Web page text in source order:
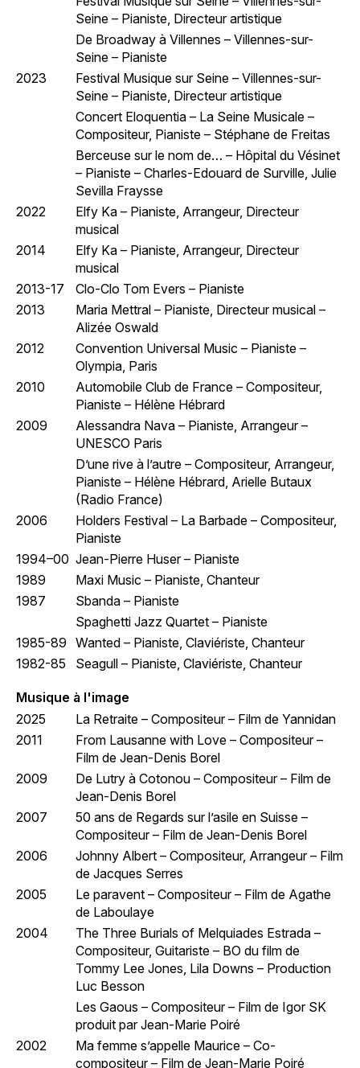
Seine – Pianiste, Directeur artistique
De Broadway à Villennes – Villennes-sur-
Seine – Pianiste
2023
Festival Musique sur Seine – Villennes-sur-
Seine – Pianiste, Directeur artistique
Concert Eloquentia – La Seine Musicale –
Compositeur, Pianiste – Stéphane de Freitas
Berceuse sur le nom de… – Hôpital du Vésinet
– Pianiste – Charles-Edouard de Surville, Julie
Sevilla Fraysse
2022
Elfy Ka – Pianiste, Arrangeur, Directeur
musical
2014
Elfy Ka – Pianiste, Arrangeur, Directeur
musical
2013-17
Clo-Clo Tom Evers – Pianiste
2013
Maria Mettral – Pianiste, Directeur musical –
Alizée Oswald
2012
Convention Universal Music – Pianiste –
Olympia, Paris
2010
Automobile Club de France – Compositeur,
Pianiste – Hélène Hébrard
2009
Alessandra Nava – Pianiste, Arrangeur –
UNESCO Paris
D’une rive à l’autre – Compositeur, Arrangeur,
Pianiste – Hélène Hébrard, Arielle Butaux
(Radio France)
2006
Holders Festival – La Barbade – Compositeur,
Pianiste
1994–00 Jean-Pierre Huser – Pianiste
1989
Maxi Music – Pianiste, Chanteur
1987
Sbanda – Pianiste
Spaghetti Jazz Quartet – Pianiste
1985-89 Wanted – Pianiste, Claviériste, Chanteur
1982-85
Seagull – Pianiste, Claviériste, Chanteur
Musique à l'image
2025
La Retraite – Compositeur – Film de Yannidan
2011
From Lausanne with Love – Compositeur –
Film de Jean-Denis Borel
2009
De Lutry à Cotonou – Compositeur – Film de
Jean-Denis Borel
2007
50 ans de Regards sur l’asile en Suisse –
Compositeur – Film de Jean-Denis Borel
2006
Johnny Albert – Compositeur, Arrangeur – Film
de Jacques Serres
2005
Le paravent – Compositeur – Film de Agathe
de Laboulaye
2004
The Three Burials of Melquiades Estrada –
Compositeur, Guitariste – BO du film de
Tommy Lee Jones, Lila Downs – Production
Luc Besson
Les Gaous – Compositeur – Film de Igor SK
produit par Jean-Marie Poiré
2002
Ma femme s’appelle Maurice – Co-
compositeur – Film de Jean-Marie Poiré